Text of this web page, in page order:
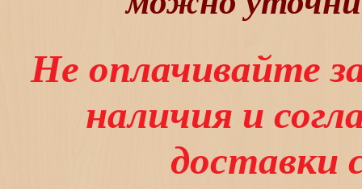
Не оплачивайте
наличия и
доставки